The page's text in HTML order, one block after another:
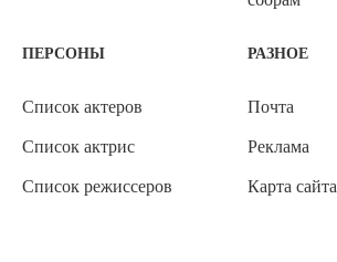
ПЕРСОНЫ
Список актеров
Список актрис
Список режиссеров
РАЗНОЕ
Почта
Реклама
Карта сайта